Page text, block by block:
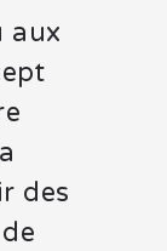
aux
des